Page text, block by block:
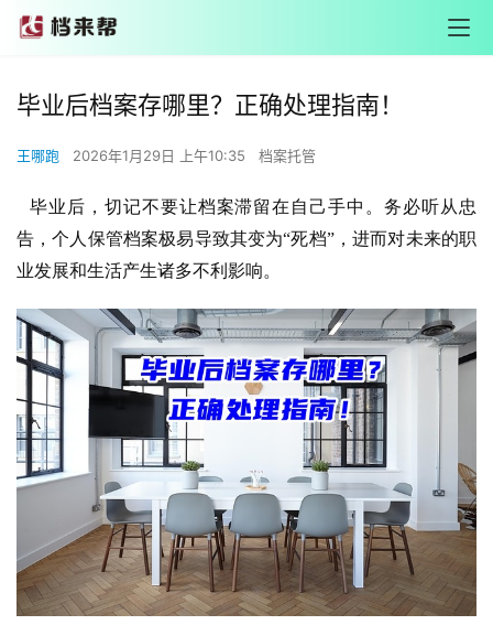
毕业后档案存哪里？正确处理指南！
王哪跑 2026年1月29日 上午10:35 档案托管
毕业后，切记不要让档案滞留在自己手中。务必听从忠
告，个人保管档案极易导致其变为“死档”，进而对未来的职
业发展和生活产生诸多不利影响。